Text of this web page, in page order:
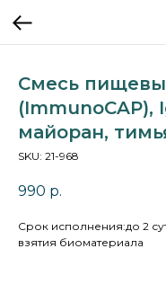
Смесь
(ImmunoCAP),
майоран,
SKU: 21-968
990 р.
Cрок исполнения:до 2
взятия биоматериала